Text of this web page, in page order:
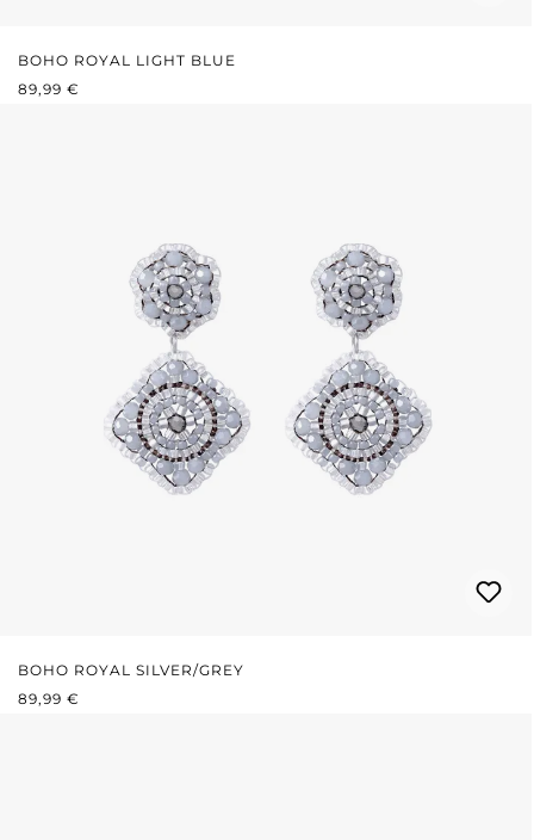
BOHO ROYAL LIGHT BLUE
REGULÄRER PREIS:
89,99 €
BOHO ROYAL SILVER/GREY
REGULÄRER PREIS:
89,99 €